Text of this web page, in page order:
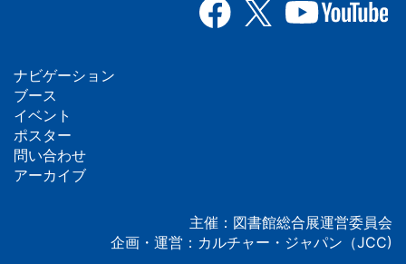
フ
ッ
タ
ナビゲーション
ブース
イベント
ポスター
問い合わせ
アーカイブ
主催：図書館総合展運営委員会
企画・運営：カルチャー・ジャパン（JCC)